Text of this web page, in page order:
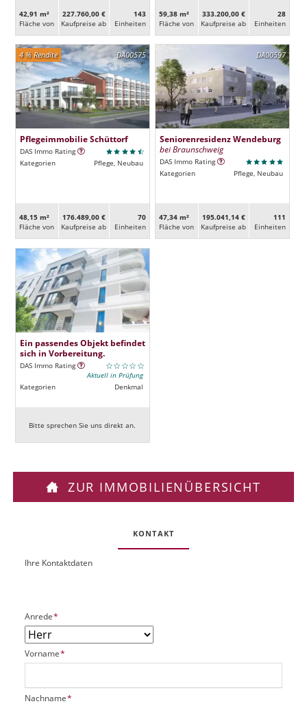
42,91 m²
Fläche von
227.760,00 €
Kaufpreise ab
143
Ein­heiten
59,38 m²
Fläche von
333.200,00 €
Kaufpreise ab
28
Ein­heiten
DA00575
4 % Rendite
Pflegeimmobilie Schüttorf
DAS Immo Rating
Kategorien
Pflege, Neubau
48,15 m²
Fläche von
176.489,00 €
Kaufpreise ab
70
Ein­heiten
DA00597
Seniorenresidenz Wendeburg
bei Braunschweig
DAS Immo Rating
Kategorien
Pflege, Neubau
47,34 m²
Fläche von
195.041,14 €
Kaufpreise ab
111
Ein­heiten
Ein passendes Objekt befindet
sich in Vorbereitung.
DAS Immo Rating
Aktuell in Prüfung
Kategorien
Denkmal
Bitte sprechen Sie uns direkt an.
ZUR IMMOBILIENÜBERSICHT
KONTAKT
O
k
P
t
z
UIhre Kontaktdaten
P
f
l
i
t
Anrede*
P
f
i
Vorname*
P
Nachname*